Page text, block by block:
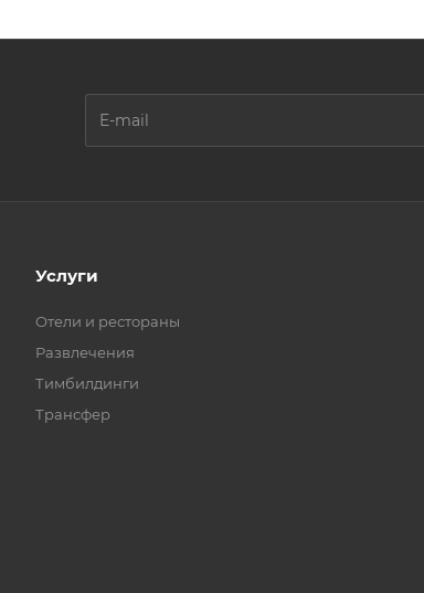
Услуги
Отели и рестораны
Развлечения
Тимбилдинги
Трансфер